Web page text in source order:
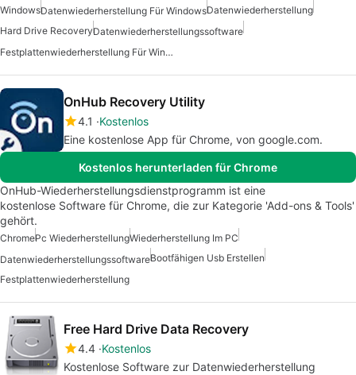
WindowsDatenwiederherstellung Für WindowsDatenwiederherstellung
Hard Drive RecoveryDatenwiederherstellungssoftware
Festplattenwiederherstellung Für Windows
OnHub Recovery Utility
4.1
Kostenlos
Eine kostenlose App für Chrome, von google.com.
Kostenlos herunterladen für Chrome
OnHub-Wiederherstellungsdienstprogramm ist eine
kostenlose Software für Chrome, die zur Kategorie 'Add-ons & Tools'
gehört.
ChromePc WiederherstellungWiederherstellung Im PC
DatenwiederherstellungssoftwareBootfähigen Usb Erstellen
Festplattenwiederherstellung
Free Hard Drive Data Recovery
4.4 Kostenlos
Kostenlose Software zur Datenwiederherstellung